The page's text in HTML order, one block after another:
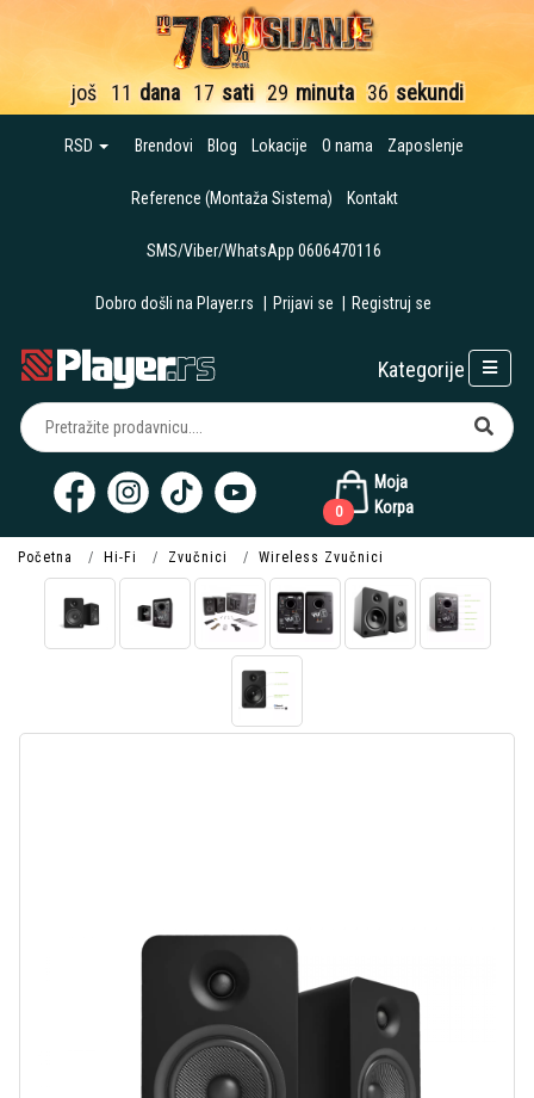
još 11 dana 17 sati 29 minuta 35 sekundi
RSD Brendovi Blog Lokacije O nama Zaposlenje
Reference (Montaža Sistema) Kontakt
SMS/Viber/WhatsApp 0606470116
Dobro došli na Player.rs Prijavi se Registruj se
Moja
Korpa
0
Kategorije
Početna Hi-Fi Zvučnici Wireless Zvučnici